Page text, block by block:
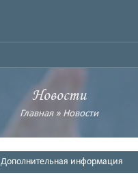
Новости
Главная» Новости
Дополнительная информация